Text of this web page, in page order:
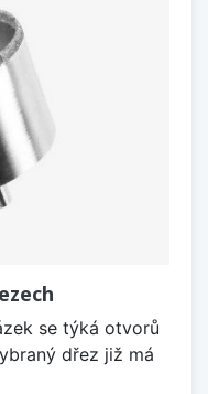
se týká otvorů
dřez již má